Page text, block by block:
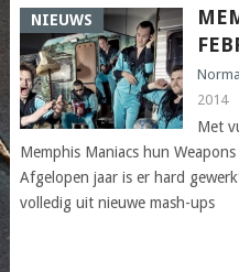
NIEUWS
2014
Met
Memphis Maniacs hun
Afgelopen jaar is er hard
volledig uit nieuwe mash-ups